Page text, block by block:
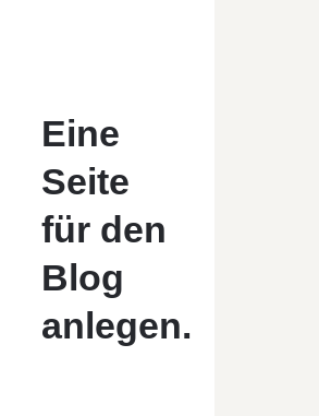
Eine
Seite
für den
Blog
anlegen.